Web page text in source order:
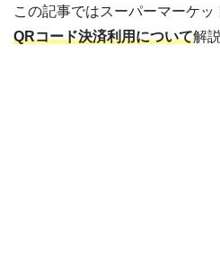
この記事ではスーパーマーケッ
QRコード決済利用について解